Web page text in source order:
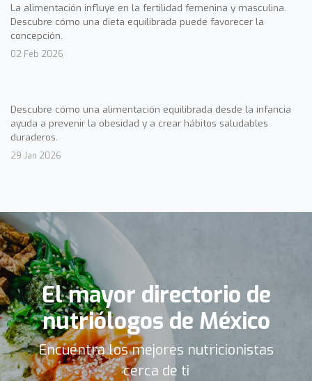
La alimentación influye en la fertilidad femenina y masculina.
Descubre cómo una dieta equilibrada puede favorecer la
concepción.
02 Feb 2026
Descubre cómo una alimentación equilibrada desde la infancia
ayuda a prevenir la obesidad y a crear hábitos saludables
duraderos.
29 Jan 2026
El mayor directorio de
nutriólogos de México
Encuentra los mejores nutricionistas
cerca de ti